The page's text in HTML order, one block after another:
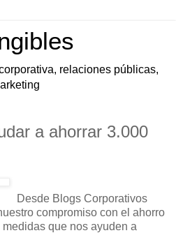
relaciones públicas,
a ahorrar 3.000
Desde Blogs Corporativos
compromiso con el ahorro
que nos ayuden a